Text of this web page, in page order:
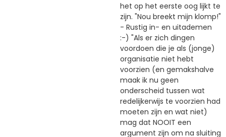
het op het eerste oog lijkt te
zijn. "Nou breekt mijn klomp!"
- Rustig in- en uitademen
:-) "Als er zich dingen
voordoen die je als (jonge)
organisatie niet hebt
voorzien (en gemakshalve
maak ik nu geen
onderscheid tussen wat
redelijkerwijs te voorzien had
moeten zijn en wat niet)
mag dat NOOIT een
argument zijn om na sluiting